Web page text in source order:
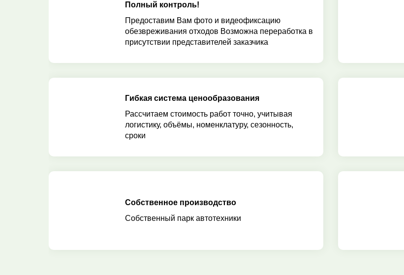
Полный контроль!
Предоставим Вам фото и видеофиксацию
обезвреживания отходов Возможна переработка в
присутствии представителей заказчика
Гибкая система ценообразования
Рассчитаем стоимость работ точно, учитывая
логистику, объёмы, номенклатуру, сезонность,
сроки
Собственное производство
Собственный парк автотехники